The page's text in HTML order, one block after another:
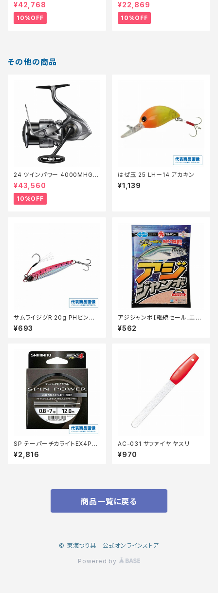
¥42,768
10%OFF
¥22,869
10%OFF
その他の商品
24 ツインパワー 4000MHG
【継続セール_リール】【10】
¥43,560
10%OFF
はぜ玉 25 LHー14 アカキン
¥1,139
サムライジグR 20g PHピンク
イワシ
¥693
アジジャンボ【継続セール_エ
サ】
¥562
SP テーパーチカライトEX4PEP
L−N14P
¥2,816
AC-031 サファイヤ ヤスリ
¥970
商品一覧に戻る
© 東海つり具 公式オンラインストア
Powered by